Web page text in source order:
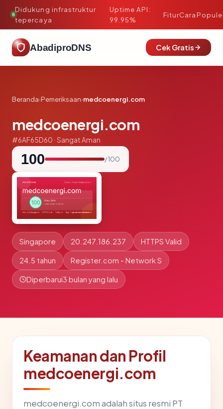
Didukung infrastruktur
tepercaya
·
Uptime API:
99.95%
FiturCara
AbadiproDNS Cek Gratis
Beranda›Pemeriksaan›medcoenergi.com
medcoenergi.com
#6AF65D60 · Sangat Aman
100 / 100
Singapore 20.247.186.237 HTTPS Valid
24.5 tahun Register.com - Network S
Diperbarui3 bulan yang lalu
Keamanan dan Profil
medcoenergi.com
medcoenergi.com adalah situs resmi PT